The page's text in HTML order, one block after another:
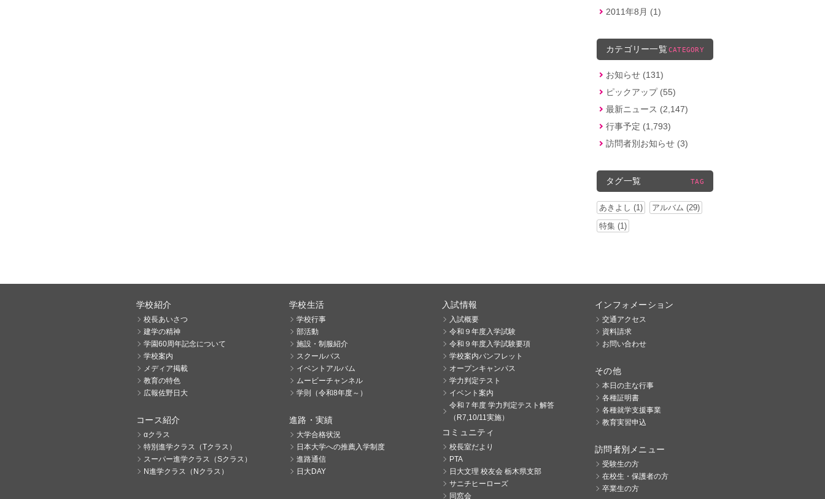
2011年8月 (1)
カテゴリー一覧 CATEGORY
お知らせ (131)
ピックアップ (55)
最新ニュース (2,147)
行事予定 (1,793)
訪問者別お知らせ (3)
タグ一覧 TAG
あきよし (1)
アルバム (29)
特集 (1)
学校紹介
校長あいさつ
建学の精神
学園60周年記念について
学校案内
メディア掲載
教育の特色
広報佐野日大
コース紹介
αクラス
特別進学クラス（Tクラス）
スーパー進学クラス（Sクラス）
N進学クラス（Nクラス）
学校生活
学校行事
部活動
施設・制服紹介
スクールバス
イベントアルバム
ムービーチャンネル
学則（令和8年度～）
進路・実績
大学合格状況
日本大学への推薦入学制度
進路通信
日大DAY
入試情報
入試概要
令和９年度入学試験
令和９年度入学試験要項
学校案内パンフレット
オープンキャンパス
学力判定テスト
イベント案内
令和７年度 学力判定テスト解答
（R7,10/11実施）
コミュニティ
校長室だより
PTA
日大文理 校友会 栃木県支部
サニチヒーローズ
同窓会
インフォメーション
交通アクセス
資料請求
お問い合わせ
その他
本日の主な行事
各種証明書
各種就学支援事業
教育実習申込
訪問者別メニュー
受験生の方
在校生・保護者の方
卒業生の方